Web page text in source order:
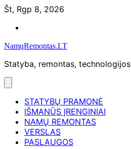
Skip
content
Št, Rgp 8, 2026
NamųRemontas.LT
Statyba, remontas, technologijos
STATYBŲ PRAMONĖ
IŠMANŪS ĮRENGINIAI
NAMŲ REMONTAS
VERSLAS
PASLAUGOS